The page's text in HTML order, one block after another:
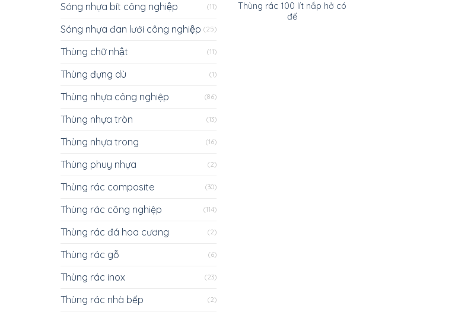
Sóng nhựa bít công nghiệp (11)
Sóng nhựa đan lưới công nghiệp (25)
Thùng chữ nhật (11)
Thùng đựng dù (1)
Thùng nhựa công nghiệp (86)
Thùng nhựa tròn (13)
Thùng nhựa trong (16)
Thùng phuy nhựa (2)
Thùng rác composite (30)
Thùng rác công nghiệp (114)
Thùng rác đá hoa cương (2)
Thùng rác gỗ (6)
Thùng rác inox (23)
Thùng rác nhà bếp (2)
Thùng rác 100 lít nắp hở có
đế